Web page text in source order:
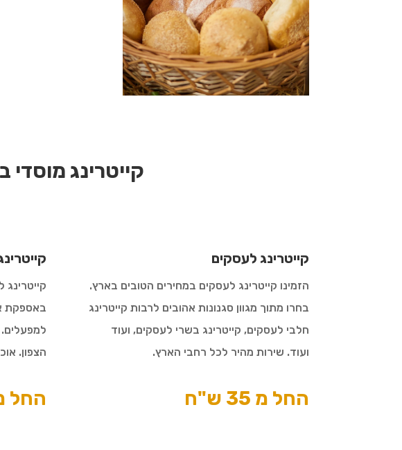
קייטרינג מוסדי
באספקת
הצפון.
החל מ 35
קייטרינג לעסקים
הזמינו קייטרינג לעסקים במחירים הטובים בארץ.
בחרו מתוך מגוון סגנונות אהובים לרבות קייטרינג
חלבי לעסקים, קייטרינג בשרי לעסקים, ועוד
ועוד. שירות מהיר לכל רחבי הארץ.
החל מ 35 ש"ח